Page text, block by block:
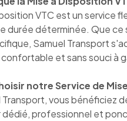
VTC est un service
durée déterminée. Que
Samuel Transport
et sans souci à
notre Service de
Transport, vous bénéficiez
dédié, professionnel et